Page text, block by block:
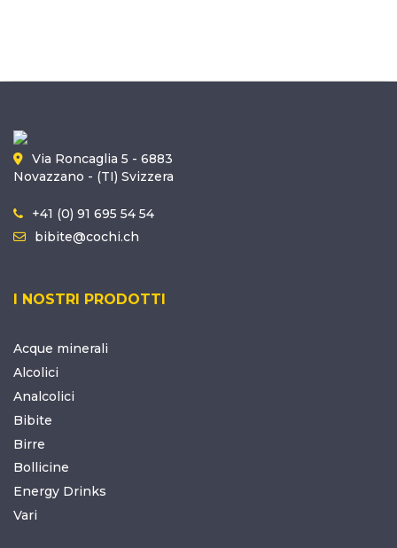
Via Roncaglia 5 - 6883
Novazzano - (TI) Svizzera
+41 (0) 91 695 54 54
bibite@cochi.ch
I NOSTRI PRODOTTI
Acque minerali
Alcolici
Analcolici
Bibite
Birre
Bollicine
Energy Drinks
Vari